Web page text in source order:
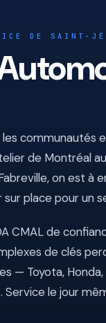
DE SAINT-
communautés
de Montréal
on est à
place pour un
CMAL de
de clés
Toyota, Honda,
Service le jour